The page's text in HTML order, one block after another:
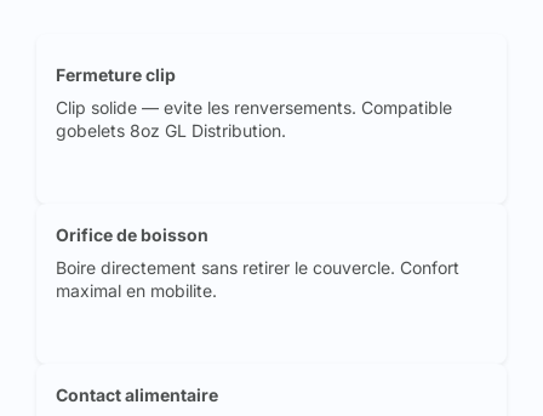
Fermeture clip
Clip solide — evite les renversements. Compatible
gobelets 8oz GL Distribution.
Orifice de boisson
Boire directement sans retirer le couvercle. Confort
maximal en mobilite.
Contact alimentaire